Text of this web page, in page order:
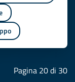
Pagina 20 di 30